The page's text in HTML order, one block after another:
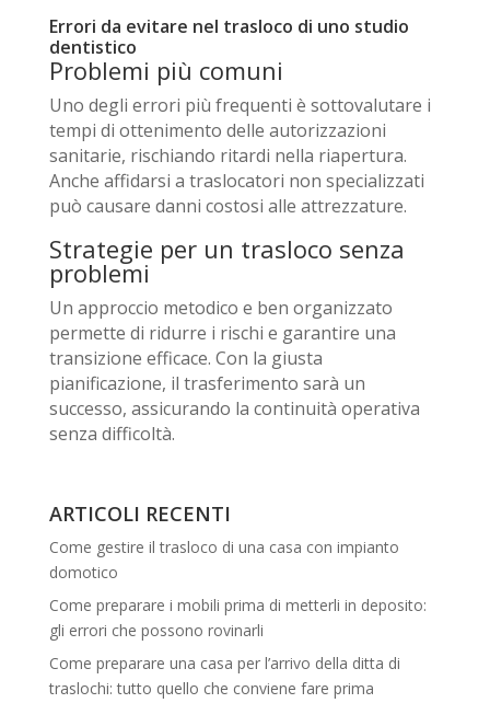
Errori da evitare nel trasloco di uno studio
dentistico
Problemi più comuni
Uno degli errori più frequenti è sottovalutare i
tempi di ottenimento delle autorizzazioni
sanitarie, rischiando ritardi nella riapertura.
Anche affidarsi a traslocatori non specializzati
può causare danni costosi alle attrezzature.
Strategie per un trasloco senza
problemi
Un approccio metodico e ben organizzato
permette di ridurre i rischi e garantire una
transizione efficace. Con la giusta
pianificazione, il trasferimento sarà un
successo, assicurando la continuità operativa
senza difficoltà.
ARTICOLI RECENTI
Come gestire il trasloco di una casa con impianto
domotico
Come preparare i mobili prima di metterli in deposito:
gli errori che possono rovinarli
Come preparare una casa per l’arrivo della ditta di
traslochi: tutto quello che conviene fare prima